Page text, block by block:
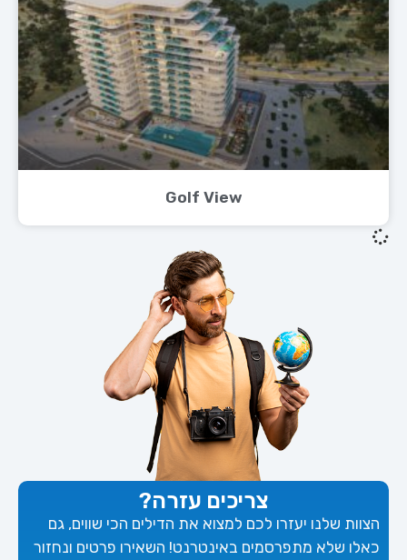
Golf View
צריכים עזרה?
הצוות שלנו יעזרו לכם למצוא את הדילים הכי שווים, גם
כאלו שלא מתפרסמים באינטרנט! השאירו פרטים ונחזור